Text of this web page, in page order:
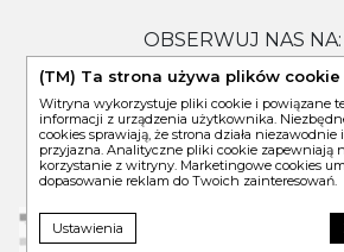
OBSERWUJ NAS NA:
(TM) Ta strona używa plików cookie
Witryna wykorzystuje pliki cookie i powiązane
informacji z urządzenia użytkownika.
cookies sprawiają, że strona działa niezawodnie
przyjazna. Analityczne pliki cookie zapewniają
korzystanie z witryny. Marketingowe cookies
dopasowanie reklam do Twoich zainteresowań.
Ustawienia